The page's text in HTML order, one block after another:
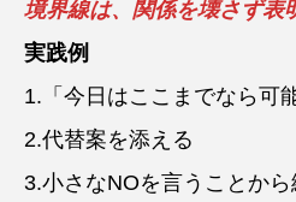
境界線は、関係を壊さず表
実践例
1.「今日はここまでなら可
2.代替案を添える
3.小さなNOを言うことから